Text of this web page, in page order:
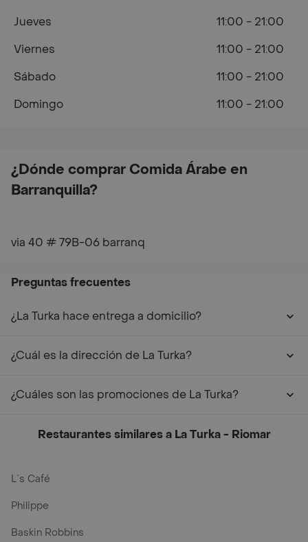
¿Dónde comprar Comida Árabe en
Barranquilla?
via 40 # 79B-06 barranq
Jueves
11:00 - 21:00
Viernes
11:00 - 21:00
Sábado
11:00 - 21:00
Domingo
11:00 - 21:00
Preguntas frecuentes
¿La Turka hace entrega a domicilio?
¿Cuál es la dirección de La Turka?
¿Cuáles son las promociones de La Turka?
Restaurantes similares a La Turka - Riomar
L´s Café
Philippe
Baskin Robbins